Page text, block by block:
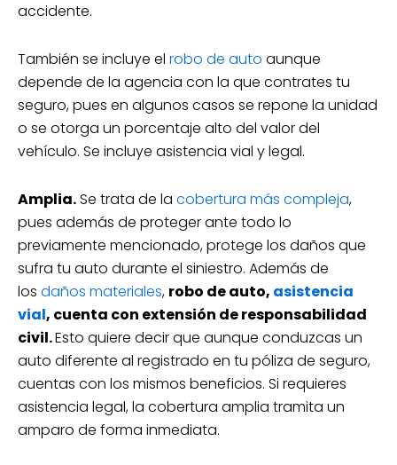
accidente.
También se incluye el robo de auto aunque
depende de la agencia con la que contrates tu
seguro, pues en algunos casos se repone la unidad
o se otorga un porcentaje alto del valor del
vehículo. Se incluye asistencia vial y legal.
Amplia.Se trata de la cobertura más compleja,
pues además de proteger ante todo lo
previamente mencionado, protege los daños que
sufra tu auto durante el siniestro. Además de
los daños materiales, robo de auto, asistencia
vial, cuenta con extensión de responsabilidad
civil.Esto quiere decir que aunque conduzcas un
auto diferente al registrado en tu póliza de seguro,
cuentas con los mismos beneficios. Si requieres
asistencia legal, la cobertura amplia tramita un
amparo de forma inmediata.